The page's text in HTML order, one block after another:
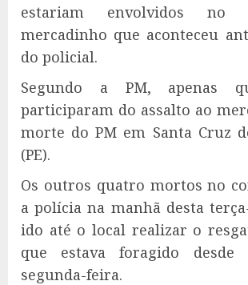
estariam envolvidos no
mercadinho que aconteceu
do policial.
Segundo a PM, apenas
participaram do assalto ao
morte do PM em Santa Cruz
(PE).
Os outros quatro mortos no
a polícia na manhã desta
ido até o local realizar o
que estava foragido
segunda-feira.